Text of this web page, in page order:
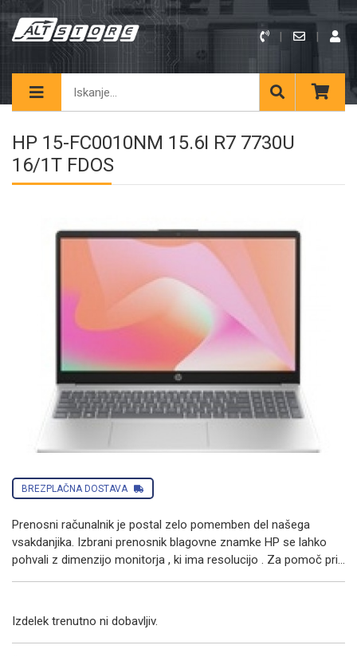
HP 15-FC0010NM 15.6I R7 7730U
16/1T FDOS
BREZPLAČNA DOSTAVA
Prenosni računalnik je postal zelo pomemben del našega
vsakdanjika. Izbrani prenosnik blagovne znamke HP se lahko
pohvali z dimenzijo monitorja , ki ima resolucijo . Za pomoč pri...
Izdelek trenutno ni dobavljiv.